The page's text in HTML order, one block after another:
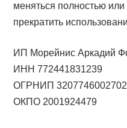
меняться полностью
прекратить
ИП Морейнис Аркадий
ИНН 772441831239
ОГРНИП
ОКПО 2001924479